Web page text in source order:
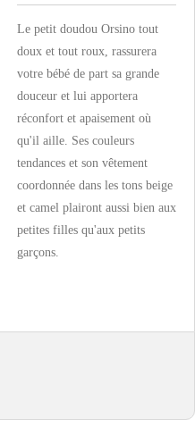
Le petit doudou Orsino tout
doux et tout roux, rassurera
votre bébé de part sa grande
douceur et lui apportera
réconfort et apaisement où
qu'il aille. Ses couleurs
tendances et son vêtement
coordonnée dans les tons beige
et camel plairont aussi bien aux
petites filles qu'aux petits
garçons.